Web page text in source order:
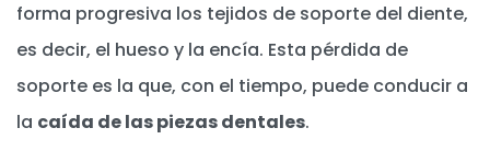
forma progresiva los tejidos de soporte del diente,
es decir, el hueso y la encía. Esta pérdida de
soporte es la que, con el tiempo, puede conducir a
la caída de las piezas dentales.